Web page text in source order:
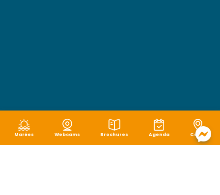
Marées Webcams Brochures Agenda Carte